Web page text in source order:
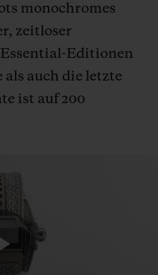
monochromes
zeitloser
Editionen
als auch die letzte
ist auf 200